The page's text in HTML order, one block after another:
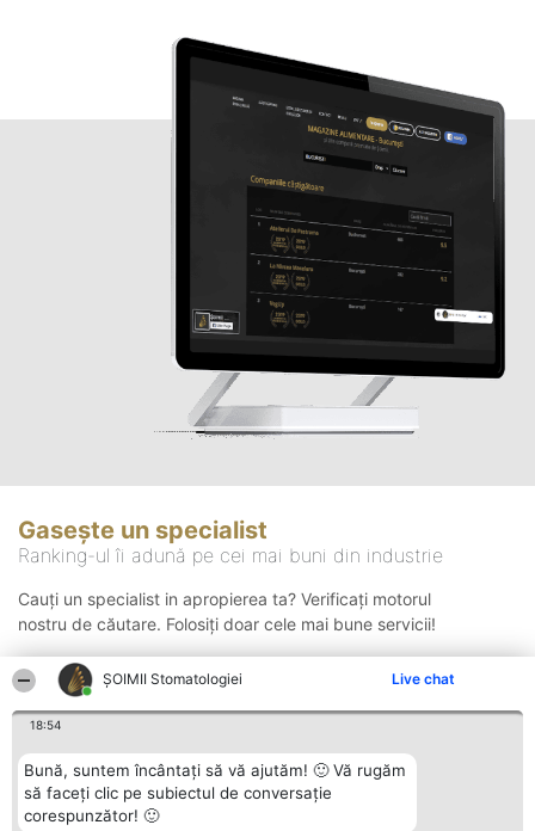
ȘOIMII Stomatologiei Live chat
18:54
Bună, suntem încântați să vă ajutăm! 🙂 Vă rugăm
să faceți clic pe subiectul de conversație
corespunzător! 🙂
Gasește un specialist
Ranking-ul îi adună pe cei mai buni din industrie
Cauți un specialist in apropierea ta? Verificați motorul
nostru de căutare. Folosiți doar cele mai bune servicii!